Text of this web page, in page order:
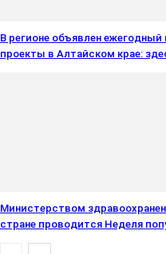
В регионе объявлен
проекты в Алтайском крае:
Министерством
стране проводится Неделя